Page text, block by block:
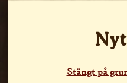
Stängt på